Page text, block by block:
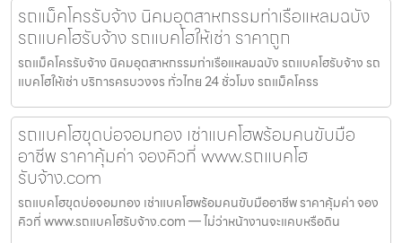
รถแม็คโครรับจ้าง นิคมอุตสาหกรรมท่าเรือแหลมฉบัง
รถแบคโฮรับจ้าง รถแบคโฮให้เช่า ราคาถูก
รถแม็คโครรับจ้าง นิคมอุตสาหกรรมท่าเรือแหลมฉบัง รถแบคโฮรับจ้าง รถ
แบคโฮให้เช่า บริการครบวงจร ทั่วไทย 24 ชั่วโมง รถแม็คโครร
รถแบคโฮขุดบ่อจอมทอง เช่าแบคโฮพร้อมคนขับมือ
อาชีพ ราคาคุ้มค่า จองคิวที่ www.รถแบคโฮ
รับจ้าง.com
รถแบคโฮขุดบ่อจอมทอง เช่าแบคโฮพร้อมคนขับมืออาชีพ ราคาคุ้มค่า จอง
คิวที่ www.รถแบคโฮรับจ้าง.com — ไม่ว่าหน้างานจะแคบหรือดิน